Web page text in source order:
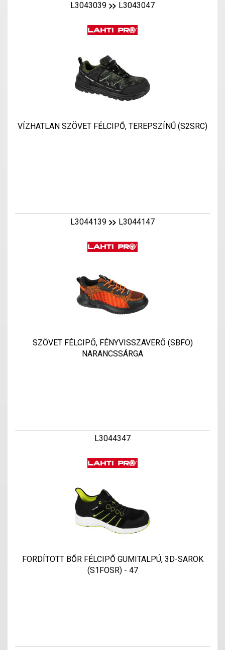
L3043039 L3043047
VÍZHATLAN SZÖVET FÉLCIPŐ, TEREPSZÍNŰ (S2SRC)
L3044139 L3044147
SZÖVET FÉLCIPŐ, FÉNYVISSZAVERŐ (SBFO)
NARANCSSÁRGA
L3044347
FORDÍTOTT BŐR FÉLCIPŐ GUMITALPÚ, 3D-SAROK
(S1FOSR) - 47